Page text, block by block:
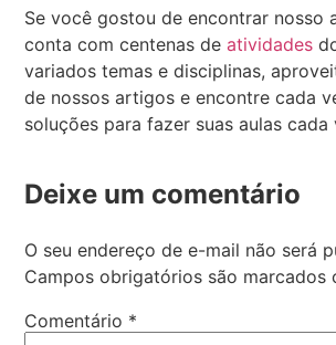
Se você gostou de encontrar nosso
conta com centenas deatividades
variados temas e disciplinas,
de nossos artigos e encontre cada
soluções para fazer suas aulas cada
Deixe um comentário
O seu endereço de e-mail não será
Campos obrigatórios são marcados
Comentário *